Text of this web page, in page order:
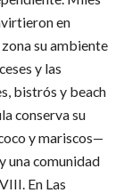
en
su ambiente
y las
bistrós y beach
conserva su
y mariscos—
una comunidad
En Las